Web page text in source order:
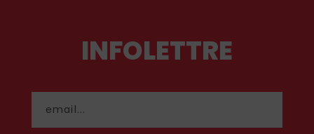
INFOLETTRE